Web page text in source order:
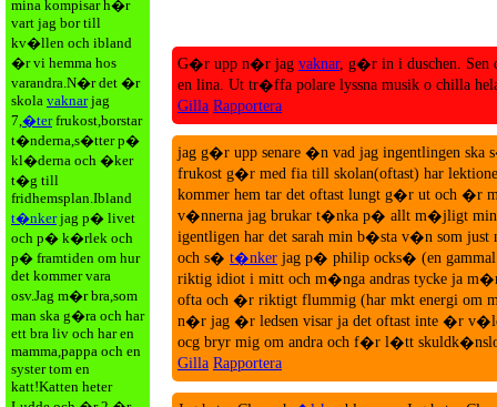
mina kompisar h�r
vart jag bor till
kv�llen och ibland
�r vi hemma hos
varandra.N�r det �r
skola vaknarjag
7,�terfrukost,borstar
t�nderna,s�tter p�
kl�derna och �ker
t�g till
fridhemsplan.Ibland
t�nkerjag p� livet
och p� k�rlek och
p� framtiden om hur
det kommer vara
osv.Jag m�r bra,som
man ska g�ra och har
ett bra liv och har en
mamma,pappa och en
syster tom en
katt!Katten heter
G�r upp n�r jag vaknar, g�r in i duschen. Sen
en lina. Ut tr�ffa polare lyssna musik o chilla
Gilla Rapportera
jag g�r upp senare �n vad jag ingentlingen
frukost g�r med fia till skolan(oftast) har
kommer hem tar det oftast lungt g�r ut och �r
v�nnerna jag brukar t�nka p� allt m�jligt min
igentligen har det sarah min b�sta v�n som just
och s� t�nker jag p� philip ocks� (en
riktig idiot i mitt och m�nga andras tycke ja
ofta och �r riktigt flummig (har mkt energi om
n�r jag �r ledsen visar ja det oftast inte �r
ocg bryr mig om andra och f�r l�tt
Gilla Rapportera